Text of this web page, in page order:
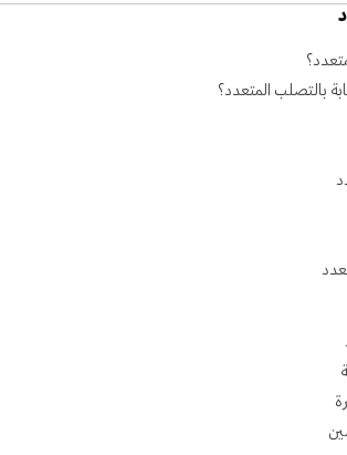
بالتصلب المتعدد؟